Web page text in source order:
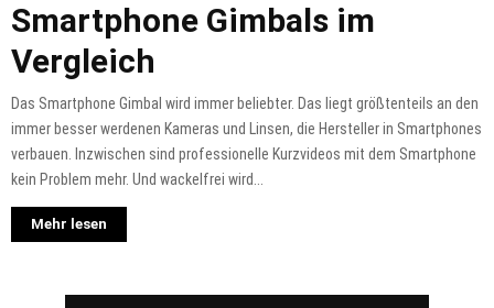
Smartphone Gimbals im
Vergleich
Das Smartphone Gimbal wird immer beliebter. Das liegt größtenteils an den
immer besser werdenen Kameras und Linsen, die Hersteller in Smartphones
verbauen. Inzwischen sind professionelle Kurzvideos mit dem Smartphone
kein Problem mehr. Und wackelfrei wird...
Mehr lesen